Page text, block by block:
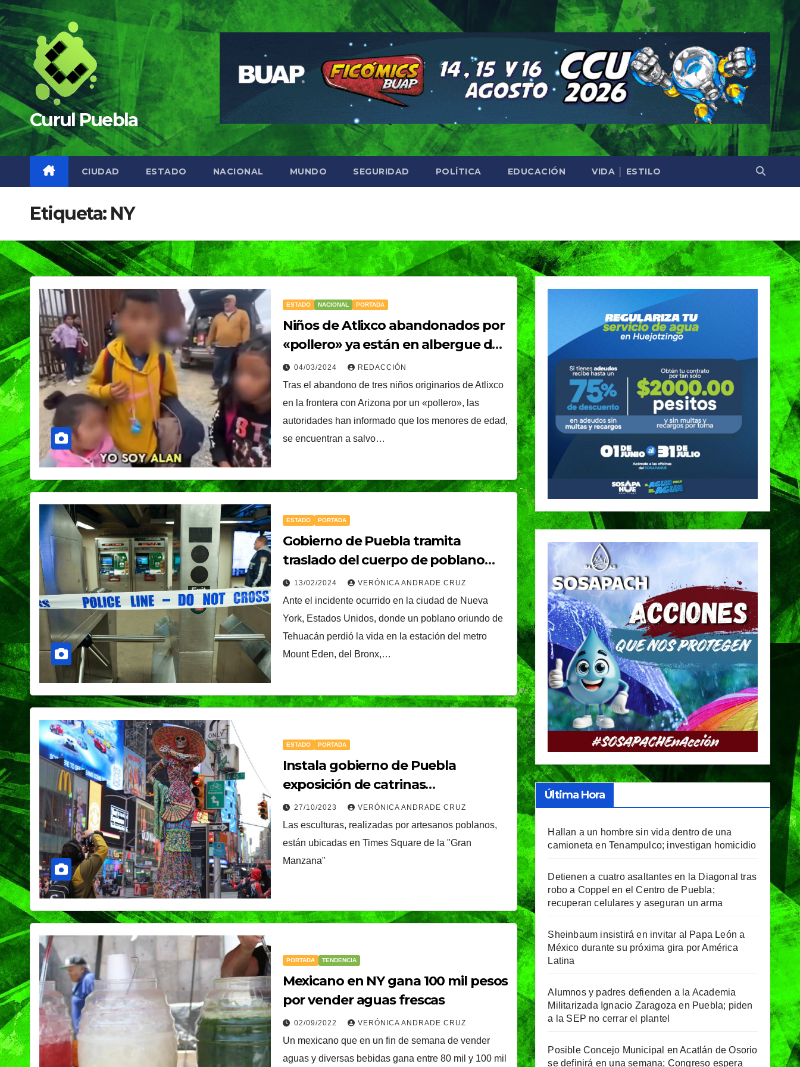
Saltar
al
contenido
Curul Puebla
CIUDAD ESTADO NACIONAL MUNDO SEGURIDAD POLÍTICA EDUCACIÓN VIDA │ ESTILO
Etiqueta: NY
ESTADO NACIONAL PORTADA
Niños de Atlixco abandonados por
«pollero» ya están en albergue de
Nueva York
04/03/2024 REDACCIÓN
Tras el abandono de tres niños originarios de Atlixco
en la frontera con Arizona por un «pollero», las
autoridades han informado que los menores de edad,
se encuentran a salvo…
ESTADO PORTADA
Gobierno de Puebla tramita
traslado del cuerpo de poblano
fallecido en tiroteo de NY
13/02/2024 VERÓNICA ANDRADE CRUZ
Ante el incidente ocurrido en la ciudad de Nueva
York, Estados Unidos, donde un poblano oriundo de
Tehuacán perdió la vida en la estación del metro
Mount Eden, del Bronx,…
ESTADO PORTADA
Instala gobierno de Puebla
exposición de catrinas
monumentales en EE.UU.
27/10/2023 VERÓNICA ANDRADE CRUZ
Las esculturas, realizadas por artesanos poblanos,
están ubicadas en Times Square de la "Gran
Manzana"
PORTADA TENDENCIA
Mexicano en NY gana 100 mil pesos
por vender aguas frescas
02/09/2022 VERÓNICA ANDRADE CRUZ
Un mexicano que en un fin de semana de vender
aguas y diversas bebidas gana entre 80 mil y 100 mil
Última Hora
Hallan a un hombre sin vida dentro de una
camioneta en Tenampulco; investigan homicidio
Detienen a cuatro asaltantes en la Diagonal tras
robo a Coppel en el Centro de Puebla;
recuperan celulares y aseguran un arma
Sheinbaum insistirá en invitar al Papa León a
México durante su próxima gira por América
Latina
Alumnos y padres defienden a la Academia
Militarizada Ignacio Zaragoza en Puebla; piden
a la SEP no cerrar el plantel
Posible Concejo Municipal en Acatlán de Osorio
se definirá en una semana; Congreso espera